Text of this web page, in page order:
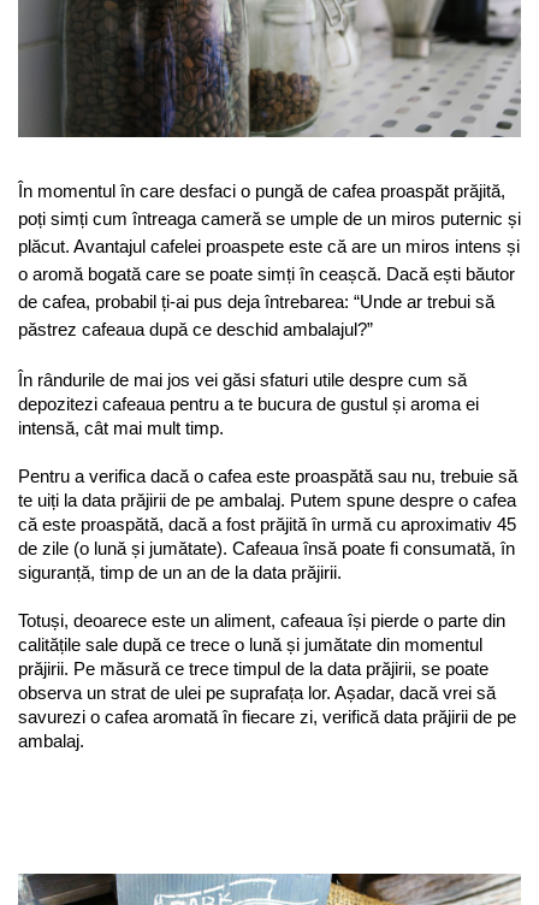
Cafea boabe Vergnano
Cafea boabe Segafredo
Cafea boabe Julius Meinl
Alte branduri cafea
Cafea de specialitate
Cafea proaspat prajita
Cafea Etiopia
Cafea Columbia
Cafea Guatemala
Cafea Costa Rica
Cafea Decofeinizata
Cafea Instant
Capsule de Cafea
Cafea macinata
Sistem de zahar si paleta
Tastaturi si butoane
În momentul în care desfaci o pungă de cafea proaspăt prăjită,
poți simți cum întreaga cameră se umple de un miros puternic și
plăcut. Avantajul cafelei proaspete este că are un miros intens și
o aromă bogată care se poate simți în ceașcă. Dacă ești băutor
de cafea, probabil ți-ai pus deja întrebarea: “Unde ar trebui să
păstrez cafeaua după ce deschid ambalajul?”
În rândurile de mai jos vei găsi sfaturi utile despre cum să
depozitezi cafeaua pentru a te bucura de gustul și aroma ei
intensă, cât mai mult timp.
Pentru a verifica dacă o cafea este proaspătă sau nu, trebuie să
te uiți la data prăjirii de pe ambalaj. Putem spune despre o cafea
că este proaspătă, dacă a fost prăjită în urmă cu aproximativ 45
de zile (o lună și jumătate). Cafeaua însă poate fi consumată, în
siguranță, timp de un an de la data prăjirii.
Totuși, deoarece este un aliment, cafeaua își pierde o parte din
calitățile sale după ce trece o lună și jumătate din momentul
prăjirii. Pe măsură ce trece timpul de la data prăjirii, se poate
observa un strat de ulei pe suprafața lor. Așadar, dacă vrei să
savurezi o cafea aromată în fiecare zi, verifică data prăjirii de pe
ambalaj.